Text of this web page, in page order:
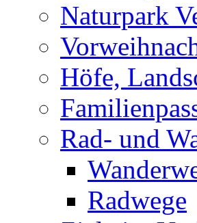
Naturpark
Höfe,
Rad- und
Radwege